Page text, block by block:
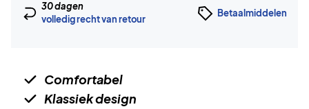
30 dagen
volledig recht van retour
Betaalmiddelen
Comfortabel
Klassiek design